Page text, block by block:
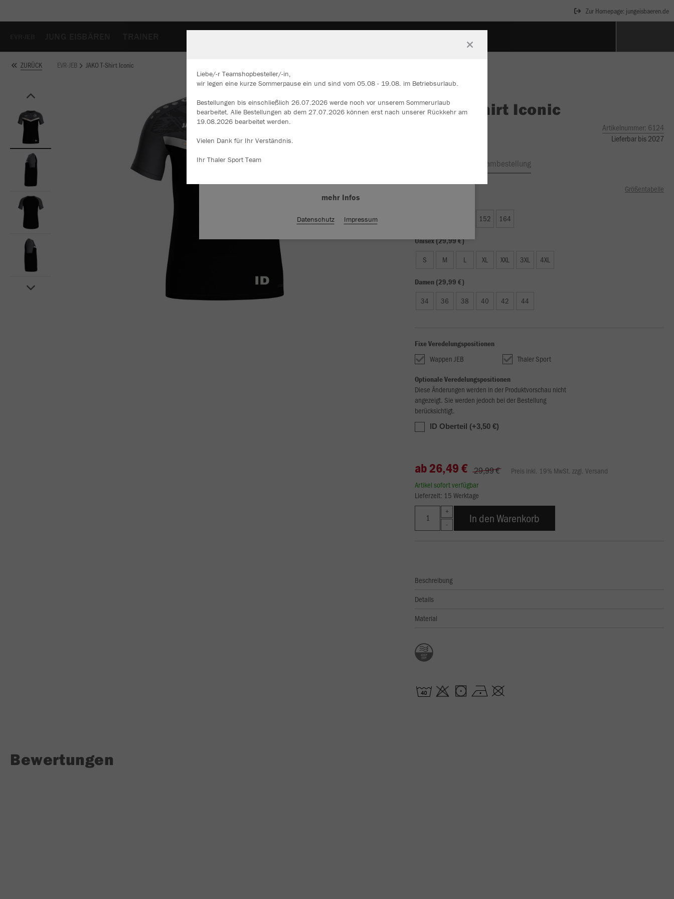
Zur Homepage: jungeisbaeren.de
ZURÜCK EVR-JEB JAKO T-Shirt Iconic
JAKO T-Shirt Iconic
Artikelnummer: 6124
Lieferbar bis 2027
Teambestellung
Größentabelle
152 164
Unisex (29,99 €)
S M L XL XXL 3XL 4XL
Damen (29,99 €)
34 36 38 40 42 44
Fixe Veredelungspositionen
Wappen JEB Thaler Sport
Optionale Veredelungspositionen
Diese Änderungen werden in der Produktvorschau nicht
angezeigt. Sie werden jedoch bei der Bestellung
berücksichtigt.
ID Oberteil (+3,50 €)
ab 26,49 € 29,99 €
Preis inkl. 19% MwSt. zzgl. Versand
Artikel sofort verfügbar
Lieferzeit: 15 Werktage
In den Warenkorb
Beschreibung
Details
Material
Bewertungen
Liebe/-r Teamshopbesteller/-in,
wir legen eine kurze Sommerpause ein und sind vom 05.08 - 19.08. im Betriebsurlaub.
Bestellungen bis einschließlich 26.07.2026 werde noch vor unserem Sommerurlaub
bearbeitet. Alle Bestellungen ab dem 27.07.2026 können erst nach unserer Rückkehr am
19.08.2026 bearbeitet werden.
Vielen Dank für Ihr Verständnis.
Ihr Thaler Sport Team
Durch die Analyse der Besucherdaten können wir dir personalisierte Inhalte
anzeigen und unsere Website verbessern. Weitere Informationen zu den
Cookies findest Du in den Einstellungen.
mehr Infos
Datenschutz Impressum